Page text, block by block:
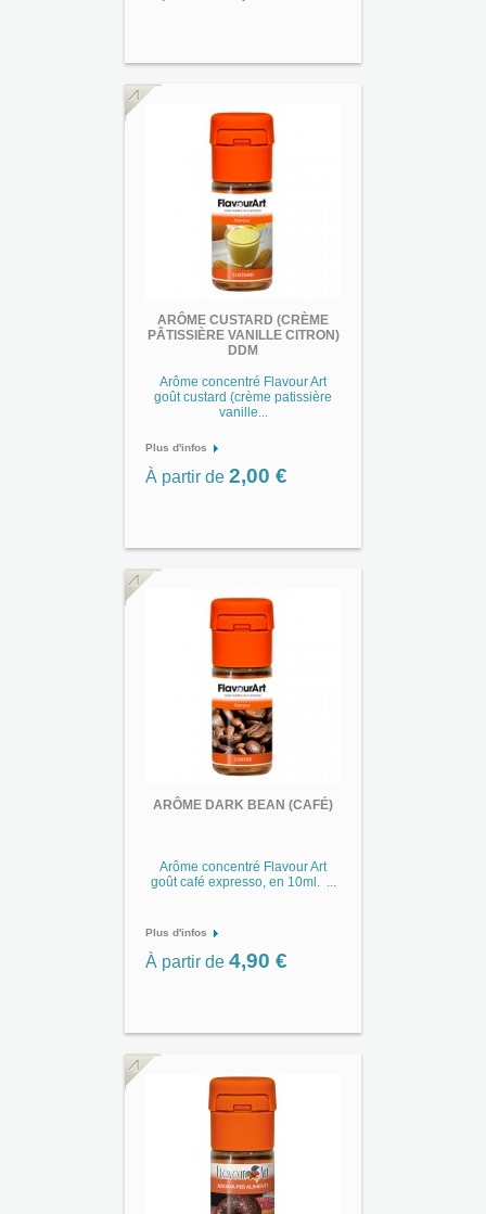
ARÔME CUSTARD (CRÈME
PÂTISSIÈRE VANILLE CITRON)
DDM
Arôme concentré Flavour Art
goût custard (crème patissière
vanille...
Plus d'infos
À partir de 2,00 €
ARÔME DARK BEAN (CAFÉ)
Arôme concentré Flavour Art
goût café expresso, en 10ml. ...
Plus d'infos
À partir de 4,90 €